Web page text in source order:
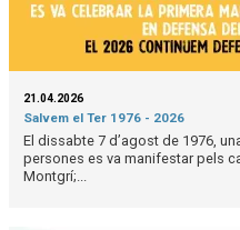
21.04.2026
Salvem el Ter 1976 - 2026
El dissabte 7 d’agost de 1976,
persones es va manifestar pels
Montgrí;...